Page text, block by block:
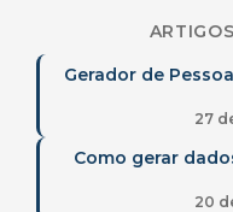
Gerador de
27
Como gerar
20